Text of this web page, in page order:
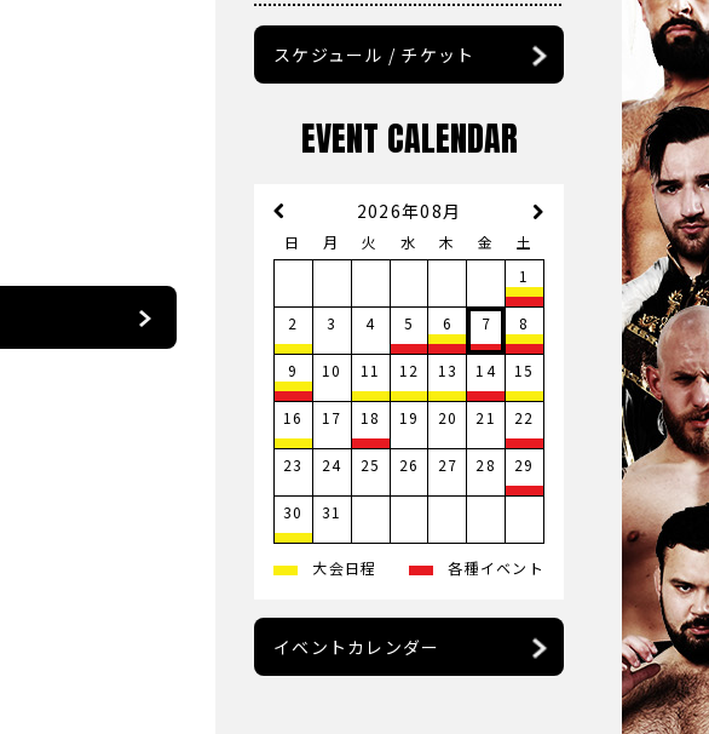
オーカーンチャンネルスケジュール / チケット
EVENT CALENDAR
2026年08月
日 月 火 水 木 金
土
1
2 3 4 5 6 7 8
9 10 11 12 13 14 15
16 17 18 19 20 21 22
23 24 25 26 27 28 29
30 31
大会日程 各種イベント
イベントカレンダー